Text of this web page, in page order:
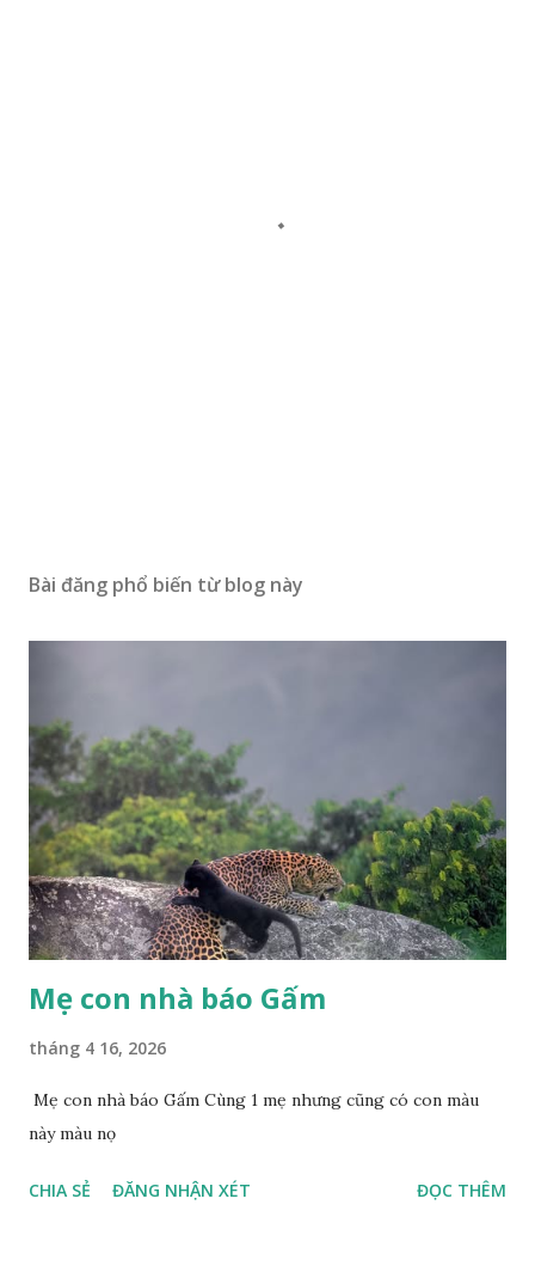
Bài đăng phổ biến từ blog này
Mẹ con nhà báo Gấm
tháng 4 16, 2026
Mẹ con nhà báo Gấm Cùng 1 mẹ nhưng cũng có con màu
này màu nọ
CHIA SẺ ĐĂNG NHẬN XÉT ĐỌC THÊM